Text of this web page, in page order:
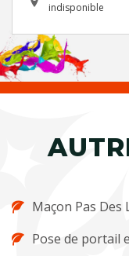
indisponible
Maçon Pas Des
Pose de portail